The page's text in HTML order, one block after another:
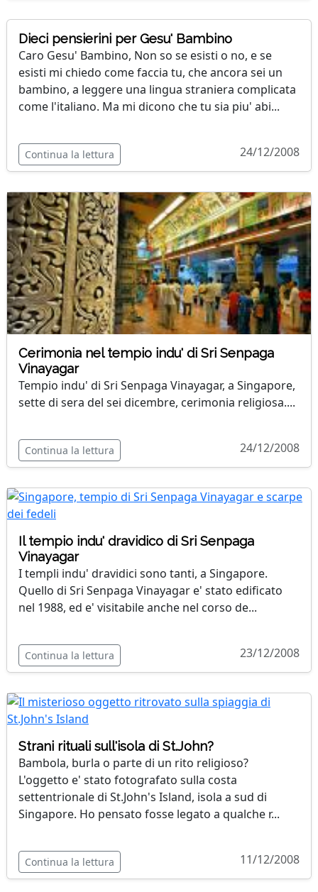
Dieci pensierini per Gesu' Bambino
Caro Gesu' Bambino, Non so se esisti o no, e se
esisti mi chiedo come faccia tu, che ancora sei un
bambino, a leggere una lingua straniera complicata
come l'italiano. Ma mi dicono che tu sia piu' abi...
Continua la lettura 24/12/2008
Cerimonia nel tempio indu' di Sri Senpaga
Vinayagar
Tempio indu' di Sri Senpaga Vinayagar, a Singapore,
sette di sera del sei dicembre, cerimonia religiosa....
Continua la lettura 24/12/2008
Il tempio indu' dravidico di Sri Senpaga
Vinayagar
I templi indu' dravidici sono tanti, a Singapore.
Quello di Sri Senpaga Vinayagar e' stato edificato
nel 1988, ed e' visitabile anche nel corso de...
Continua la lettura 23/12/2008
Strani rituali sull'isola di St.John?
Bambola, burla o parte di un rito religioso?
L'oggetto e' stato fotografato sulla costa
settentrionale di St.John's Island, isola a sud di
Singapore. Ho pensato fosse legato a qualche r...
Continua la lettura 11/12/2008